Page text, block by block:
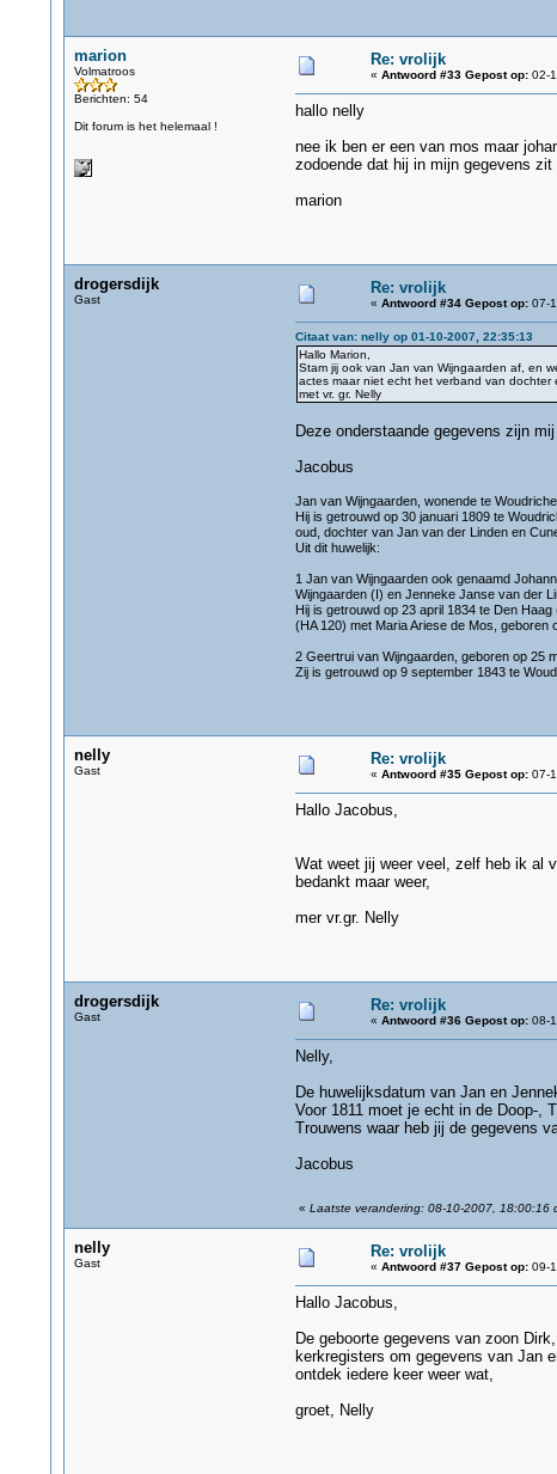
marion
Volmatroos
Berichten: 54
Dit forum is het helemaal !
Re: vrolijk
« Antwoord #33 Gepost op:02-
hallo nelly
nee ik ben er een van mos maar
zodoende dat hij in mijn gegevens zit
marion
drogersdijk
Gast
Re: vrolijk
« Antwoord #34 Gepost op:07-
Citaat van: nelly op 01-10-2007, 22:35:13
Hallo Marion,
Stam jij ook van Jan van Wijngaarden af, en
actes maar niet echt het verband van dochter
met vr. gr. Nelly
Deze onderstaande gegevens zijn
Jacobus
Jan van Wijngaarden, wonende te
Hij is getrouwd op 30 januari 1809 te
oud, dochter van Jan van der Linden en
Uit dit huwelijk:
1 Jan van Wijngaarden ook genaamd
Wijngaarden (I) en Jenneke Janse van der
Hij is getrouwd op 23 april 1834 te Den Haag
(HA 120) met Maria Ariese de Mos,
2 Geertrui van Wijngaarden, geboren op 25
Zij is getrouwd op 9 september 1843 te
nelly
Gast
Re: vrolijk
« Antwoord #35 Gepost op:07-
Hallo Jacobus,
Wat weet jij weer veel, zelf heb ik al
bedankt maar weer,
mer vr.gr. Nelly
drogersdijk
Gast
Re: vrolijk
« Antwoord #36 Gepost op:08-
Nelly,
De huwelijksdatum van Jan en
Voor 1811 moet je echt in de Doop-,
Trouwens waar heb jij de gegevens
Jacobus
« Laatste verandering: 08-10-2007, 18:00:16
nelly
Gast
Re: vrolijk
« Antwoord #37 Gepost op:09-
Hallo Jacobus,
De geboorte gegevens van zoon
kerkregisters om gegevens van Jan
ontdek iedere keer weer wat,
groet, Nelly